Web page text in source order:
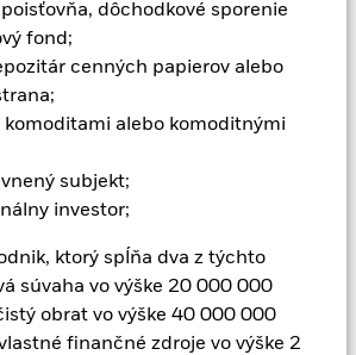
dôchodkové sporenie
fond;
cenných papierov alebo
alebo komoditnými
subjekt;
investor;
ktorý spĺňa dva z týchto
súvaha vo výške 20 000 000
obrat vo výške 40 000 000
finančné zdroje vo výške 2
rozbaľovacieho zoznamu priamo
zoznam všetkých tried akcií
zaistením meny sú označené slovom
akcií. Úplný zoznam všetkých tried
voči menám je okrem toho k dispozícii na
vykonáva požičiavanie cenných
náklady, fond získa 62,5 % z
ako sprostredkovateľ požičiavania
rozdelenie výnosov z požičiavania
náklady na prevádzku fondu,
poplatkov.